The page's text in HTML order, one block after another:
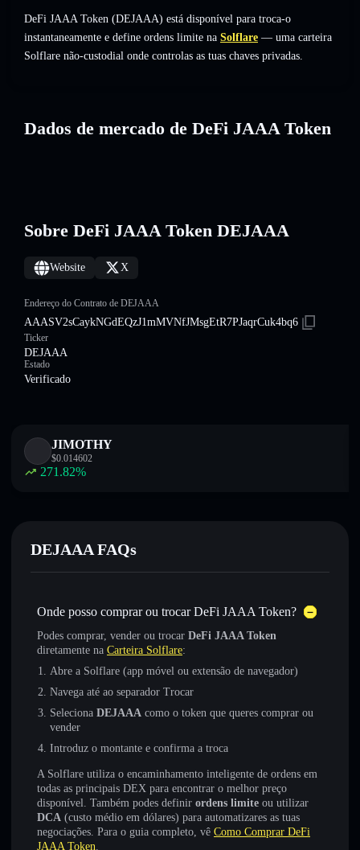
DeFi JAAA Token (DEJAAA) está disponível para troca-o
instantaneamente e define ordens limite na Solflare — uma carteira
Solflare não-custodial onde controlas as tuas chaves privadas.
Dados de mercado de DeFi JAAA Token
Sobre DeFi JAAA Token DEJAAA
Website X
Endereço do Contrato de DEJAAA
AAASV2sCaykNGdEQzJ1mMVNfJMsgEtR7PJaqrCuk4bq6
Ticker
DEJAAA
Estado
Verificado
JIMOTHY
$0.014602
271.82%
DEJAAA FAQs
Onde posso comprar ou trocar DeFi JAAA Token?
Podes comprar, vender ou trocar DeFi JAAA Token
diretamente na Carteira Solflare:
Abre a Solflare (app móvel ou extensão de navegador)
Navega até ao separador Trocar
Seleciona DEJAAA como o token que queres comprar ou
vender
Introduz o montante e confirma a troca
A Solflare utiliza o encaminhamento inteligente de ordens em
todas as principais DEX para encontrar o melhor preço
disponível. Também podes definir ordens limite ou utilizar
DCA (custo médio em dólares) para automatizares as tuas
negociações. Para o guia completo, vê Como Comprar DeFi
JAAA Token.